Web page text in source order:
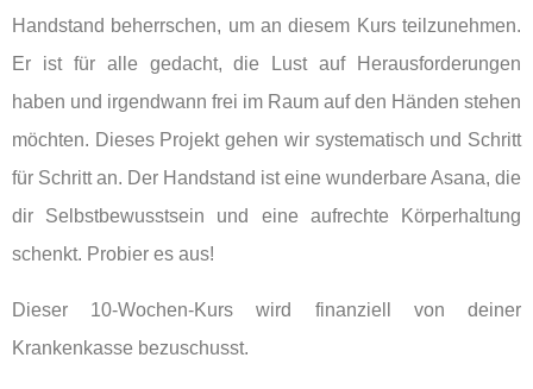
Handstand beherrschen, um an diesem Kurs teilzunehmen.
Er ist für alle gedacht, die Lust auf Herausforderungen
haben und irgendwann frei im Raum auf den Händen stehen
möchten. Dieses Projekt gehen wir systematisch und Schritt
für Schritt an. Der Handstand ist eine wunderbare Asana, die
dir Selbstbewusstsein und eine aufrechte Körperhaltung
schenkt. Probier es aus!
Dieser 10-Wochen-Kurs wird finanziell von deiner
Krankenkasse bezuschusst.